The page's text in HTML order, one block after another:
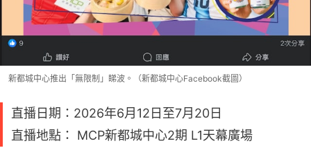
新都城中心推出「無限制」睇波。（新都城中心Facebook截圖）
直播日期：2026年6月12日至7月20日
直播地點： MCP新都城中心2期 L1天幕廣場